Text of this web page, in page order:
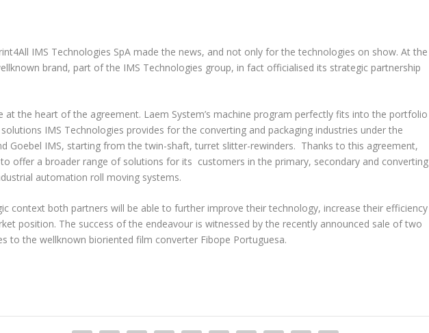
IMS Technologies SpA made the news, and not only for the technologies on show. At the
brand, part of the IMS Technologies group, in fact officialised its strategic partnership
at the heart of the agreement. Laem System’s machine program perfectly fits into the portfolio
IMS Technologies provides for the converting and packaging industries under the
Goebel IMS, starting from the twin-shaft, turret slitter-rewinders. Thanks to this agreement,
offer a broader range of solutions for its customers in the primary, secondary and converting
automation roll moving systems.
context both partners will be able to further improve their technology, increase their efficiency
position. The success of the endeavour is witnessed by the recently announced sale of two
to the wellknown bioriented film converter Fibope Portuguesa.